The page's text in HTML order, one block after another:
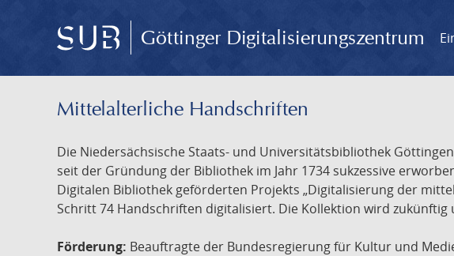
Göttinger Digitalisierungszentrum
Mittelalterliche Handschriften
Die Niedersächsische Staats- und Universitätsbibliothek
seit der Gründung der Bibliothek im Jahr 1734 sukzessive
Digitalen Bibliothek geförderten Projekts „Digitalisierung der
Schritt 74 Handschriften digitalisiert. Die Kollektion wird
Förderung: Beauftragte der Bundesregierung für Kultur und